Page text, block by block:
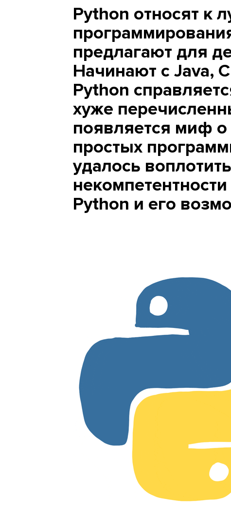
Python относят к
предлагают для
Начинают с Java,
Python
хуже
появляется миф
простых
удалось
Python и его